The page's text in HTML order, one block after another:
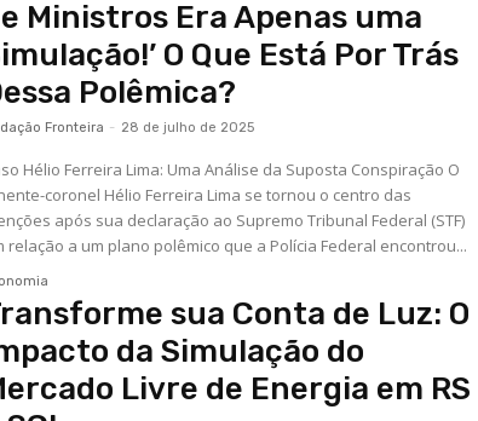
Ministros Era Apenas uma
O Que Está Por Trás
Polêmica?
Fronteira - 28 de julho de 2025
Hélio Ferreira Lima: Uma Análise da Suposta Conspiração O
coronel Hélio Ferreira Lima se tornou o centro das
após sua declaração ao Supremo Tribunal Federal (STF)
relação a um plano polêmico que a Polícia Federal encontrou...
sua Conta de Luz: O
da Simulação do
Livre de Energia em RS